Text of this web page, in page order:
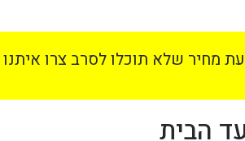
מחיר שלא תוכלו לסרב צרו